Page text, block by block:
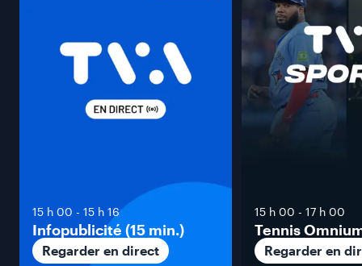
15 h 00 - 15 h 16
Infopublicité (15 min.)
Regarder en direct
15 h 00 - 17 h 00
Tennis
Regarder en